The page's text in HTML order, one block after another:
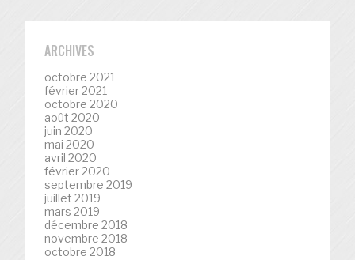
ARCHIVES
octobre 2021
février 2021
octobre 2020
août 2020
juin 2020
mai 2020
avril 2020
février 2020
septembre 2019
juillet 2019
mars 2019
décembre 2018
novembre 2018
octobre 2018